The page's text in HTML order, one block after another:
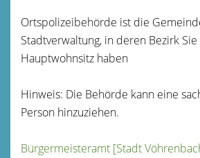
Ortspolizeibehörde ist die
Stadtverwaltung, in deren Bezirk
Hauptwohnsitz haben
Hinweis: Die Behörde kann eine
Person hinzuziehen.
Bürgermeisteramt [Stadt